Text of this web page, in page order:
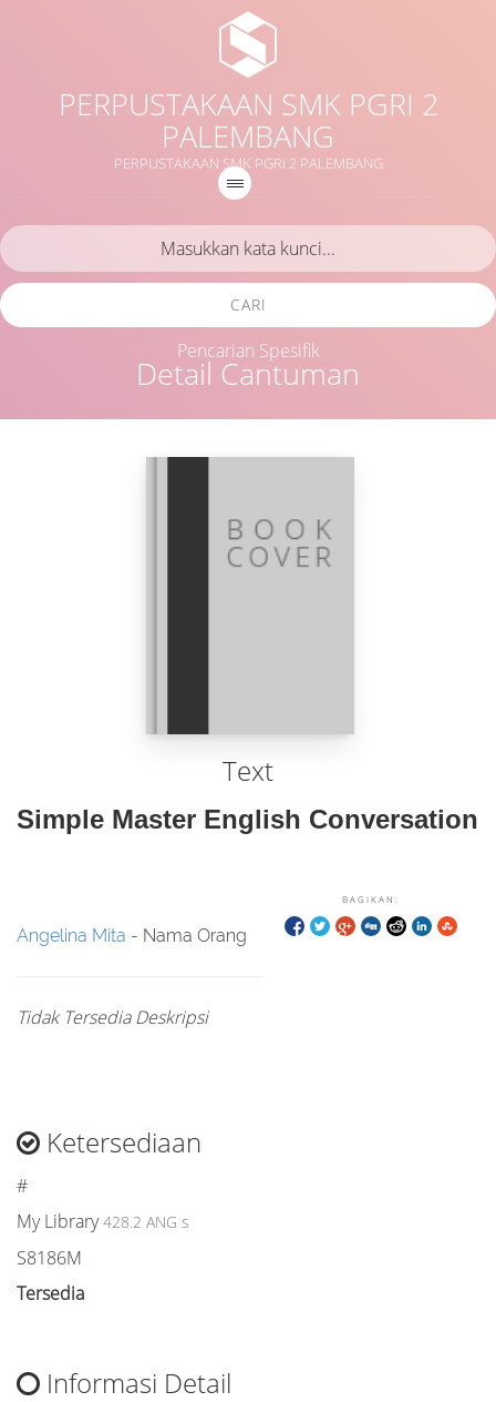
PERPUSTAKAAN SMK PGRI 2
PALEMBANG
PERPUSTAKAAN SMK PGRI 2 PALEMBANG
Detail Cantuman
CARI
Pencarian Spesifik
Text
Simple Master English Conversation
BAGIKAN:
Angelina Mita - Nama Orang
Tidak Tersedia Deskripsi
Ketersediaan
#
My Library 428.2 ANG s
S8186M
Tersedia
Informasi Detail